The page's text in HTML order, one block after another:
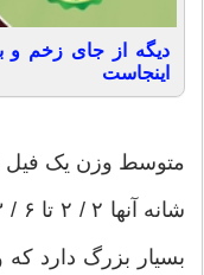
دیگه از جای زخم
اینجاست
بسیار بزرگ دارد